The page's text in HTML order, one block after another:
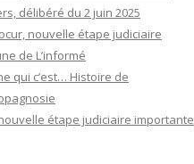
délibéré du 2 juin 2025
nouvelle étape judiciaire
de L’informé
qui c’est… Histoire de
étape judiciaire importante